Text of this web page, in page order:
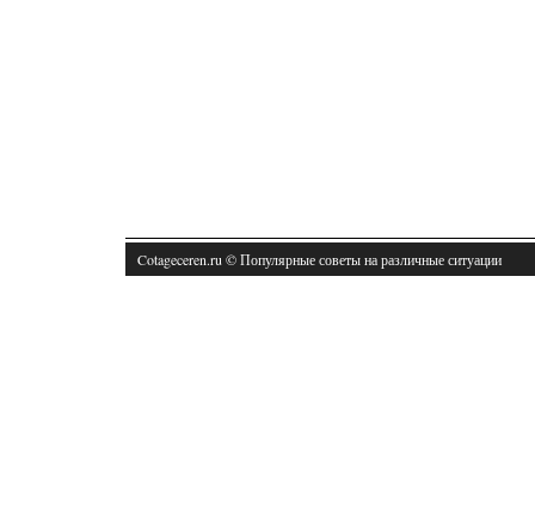
Cotageceren.ru © Популярные советы на различные ситуации